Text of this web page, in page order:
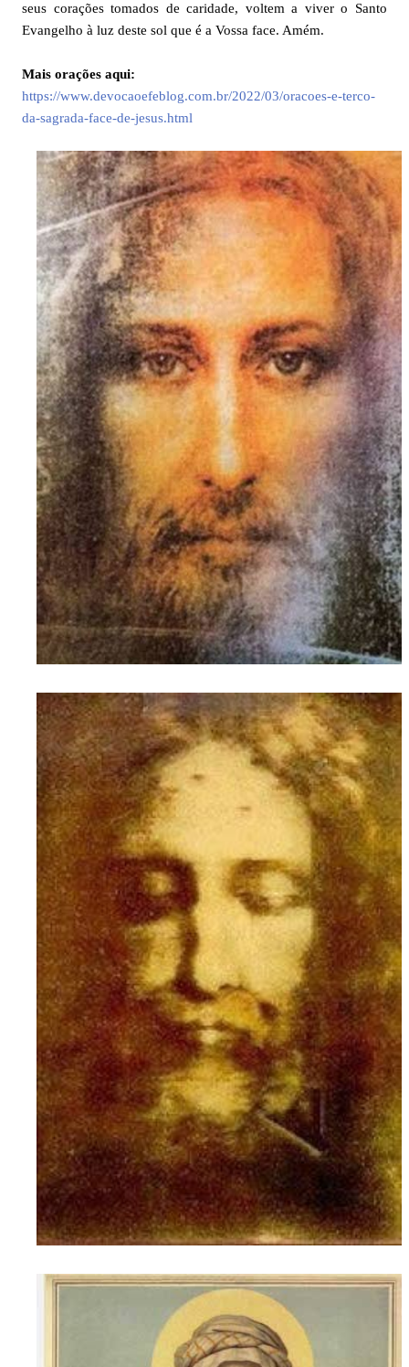
seus corações tomados de caridade, voltem a viver o Santo
Evangelho à luz deste sol que é a Vossa face. Amém.
Mais orações aqui:
https://www.devocaoefeblog.com.br/2022/03/oracoes-e-terco-
da-sagrada-face-de-jesus.html